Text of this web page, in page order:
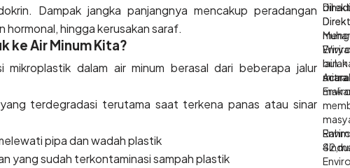
Dampak jangka panjangnya mencakup peradangan
hingga kerusakan saraf.
ke Air Minum Kita?
mikroplastik dalam air minum berasal dari beberapa jalur
terdegradasi terutama saat terkena panas atau sinar
pipa dan wadah plastik
yang sudah terkontaminasi sampah plastik
lain
mitra